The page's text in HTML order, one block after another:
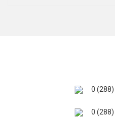
0 (288)
0 (288)